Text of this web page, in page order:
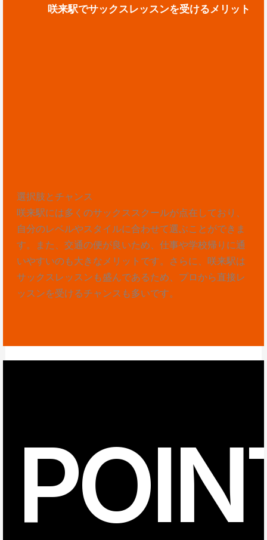
咲来駅でサックスレッスンを受けるメリット
選択肢とチャンス
咲来駅には多くのサックススクールが点在しており、
自分のレベルやスタイルに合わせて選ぶことができま
す。また、交通の便が良いため、仕事や学校帰りに通
いやすいのも大きなメリットです。さらに、咲来駅は
サックスレッスンも盛んであるため、プロから直接レ
ッスンを受けるチャンスも多いです。